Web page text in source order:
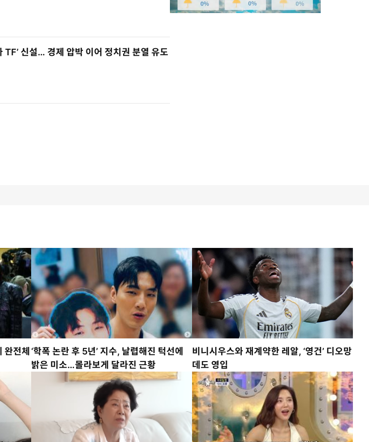
TF’ 신설… 경제 압박 이어 정치권 분열 유도
완전체 ‘학폭 논란 후 5년’ 지수, 날렵해진 턱선에
밝은 미소…몰라보게 달라진 근황
비니시우스와 재계약한 레알, ‘영건’ 디오망
데도 영입